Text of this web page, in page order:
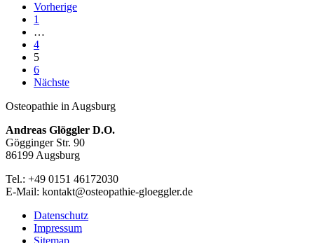
Vorherige
1
…
4
5
6
Nächste
Osteopathie in Augsburg
Andreas Glöggler D.O.
Gögginger Str. 90
86199 Augsburg
Tel.: +49 0151 46172030
E-Mail: kontakt@osteopathie-gloeggler.de
Datenschutz
Impressum
Sitemap